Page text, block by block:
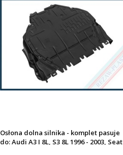
Osłona dolna silnika - komplet pasuje
do: Audi A3 I 8L, S3 8L 1996 - 2003, Seat